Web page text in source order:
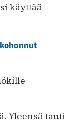
käyttää
Yleensä tauti